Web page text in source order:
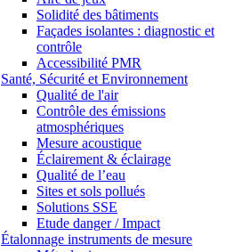
Solidité des bâtiments
Façades isolantes : diagnostic et
contrôle
Accessibilité PMR
Santé, Sécurité et Environnement
Qualité de l'air
Contrôle des émissions
atmosphériques
Mesure acoustique
Éclairement & éclairage
Qualité de l’eau
Sites et sols pollués
Solutions SSE
Etude danger / Impact
Étalonnage instruments de mesure